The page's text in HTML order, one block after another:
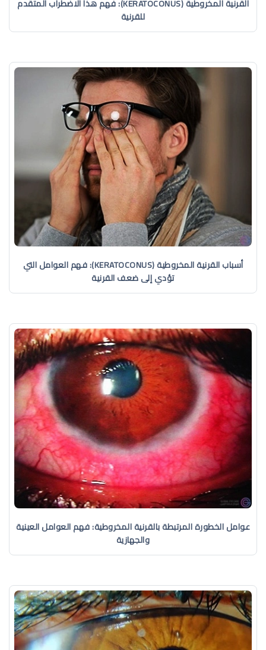
القرنية المخروطية (KERATOCONUS): فهم هذا الاضطراب المتقدم
للقرنية
أسباب القرنية المخروطية (KERATOCONUS): فهم العوامل التي
تؤدي إلى ضعف القرنية
عوامل الخطورة المرتبطة بالقرنية المخروطية: فهم العوامل العينية
والجهازية